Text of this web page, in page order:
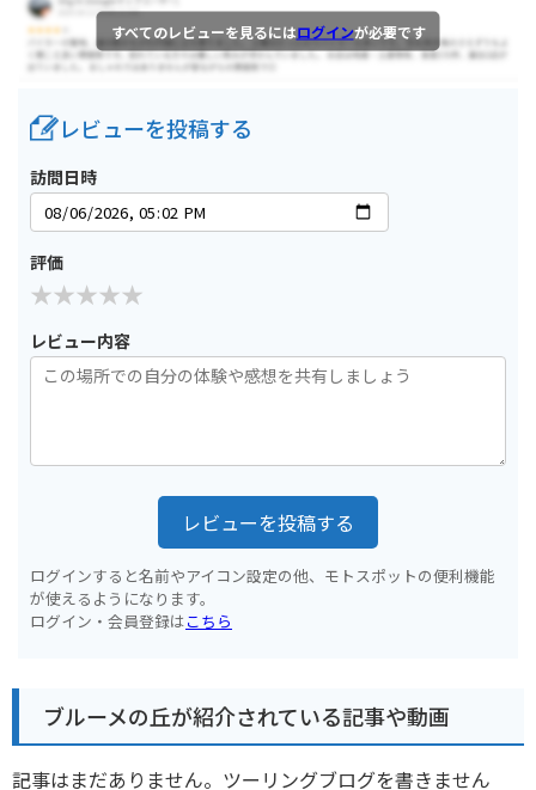
すべてのレビューを見るにはログインが必要です
レビューを投稿する
訪問日時
評価
レビュー内容
レビューを投稿する
ログインすると名前やアイコン設定の他、モトスポットの便利機能
が使えるようになります。
ログイン・会員登録はこちら
ブルーメの丘が紹介されている記事や動画
記事はまだありません。ツーリングブログを書きません